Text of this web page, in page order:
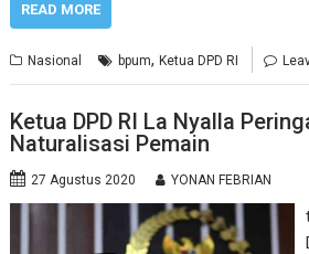
READ MORE
Nasional bpum,Ketua DPD RI
Ketua DPD RI La Nyalla
Naturalisasi Pemain
27 Agustus 2020 YONAN FEBRIAN